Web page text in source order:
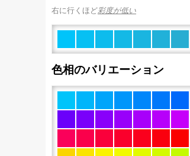
右に行くほど彩度が低い
色相のバリエーション